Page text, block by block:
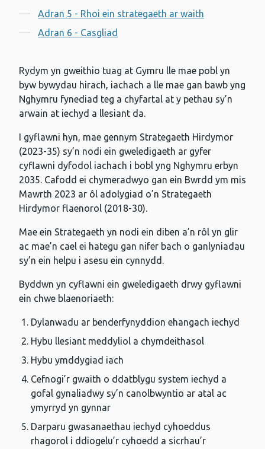
Adran 5 - Rhoi ein strategaeth ar waith
Adran 6 - Casgliad
Rydym yn gweithio tuag at Gymru lle mae pobl yn
byw bywydau hirach, iachach a lle mae gan bawb yng
Nghymru fynediad teg a chyfartal at y pethau sy’n
arwain at iechyd a llesiant da.
I gyflawni hyn, mae gennym Strategaeth Hirdymor
(2023-35) sy’n nodi ein gweledigaeth ar gyfer
cyflawni dyfodol iachach i bobl yng Nghymru erbyn
2035. Cafodd ei chymeradwyo gan ein Bwrdd ym mis
Mawrth 2023 ar ôl adolygiad o’n Strategaeth
Hirdymor flaenorol (2018-30).
Mae ein Strategaeth yn nodi ein diben a’n rôl yn glir
ac mae’n cael ei hategu gan nifer bach o ganlyniadau
sy’n ein helpu i asesu ein cynnydd.
Byddwn yn cyflawni ein gweledigaeth drwy gyflawni
ein chwe blaenoriaeth:
Dylanwadu ar benderfynyddion ehangach iechyd
Hybu llesiant meddyliol a chymdeithasol
Hybu ymddygiad iach
Cefnogi’r gwaith o ddatblygu system iechyd a
gofal gynaliadwy sy’n canolbwyntio ar atal ac
ymyrryd yn gynnar
Darparu gwasanaethau iechyd cyhoeddus
rhagorol i ddiogelu’r cyhoedd a sicrhau’r